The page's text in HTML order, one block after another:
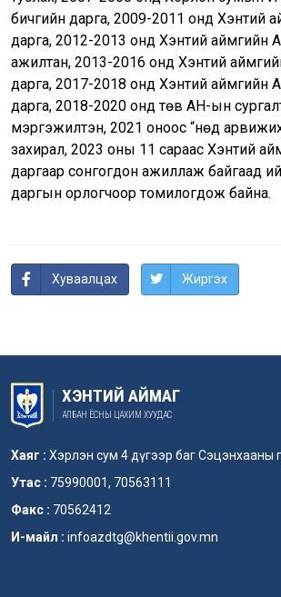
бичгийн дарга, 2009-2011 онд Хэнтий
дарга, 2012-2013 онд Хэнтий аймгийн
ажилтан, 2013-2016 онд Хэнтий
дарга, 2017-2018 онд Хэнтий
дарга, 2018-2020 онд төв АН-ын
мэргэжилтэн, 2021 оноос “Өнөд
захирал, 2023 оны 11 сараас Хэнтий
даргаар сонгогдон ажиллаж байгаад
даргын орлогчоор томилогдож байна.
Хуваалцах Жиргэх
ХЭНТИЙ АЙМАГ
АЛБАН ЁСНЫ ЦАХИМ ХУУДАС
Хаяг : Хэрлэн сум 4 дүгээр баг Сэцэнхааны
Утас : 75990001, 70563111
Факс : 70562412
И-майл : infoazdtg@khentii.gov.mn